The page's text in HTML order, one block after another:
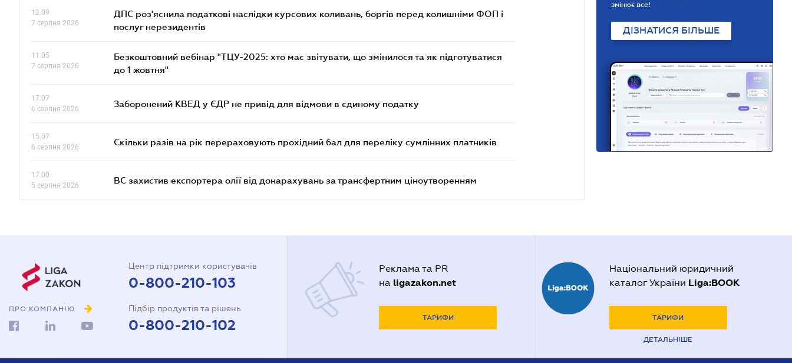
12.09
7 серпня 2026
ДПС роз'яснила податкові наслідки курсових коливань, боргів перед колишніми ФОП і
послуг нерезидентів
11.05
7 серпня 2026
Безкоштовний вебінар "ТЦУ-2025: хто має звітувати, що змінилося та як підготуватися
до 1 жовтня"
17.07
6 серпня 2026
Заборонений КВЕД у ЄДР не привід для відмови в єдиному податку
15.07
6 серпня 2026
Скільки разів на рік перераховують прохідний бал для переліку сумлінних платників
17.00
5 серпня 2026
ВС захистив експортера олії від донарахувань за трансфертним ціноутворенням
змінює все!
ДІЗНАТИСЯ БІЛЬШЕ
ПРО КОМПАНІЮ
Центр підтримки користувачів
0-800-210-103
Підбір продуктів та рішень
0-800-210-102
Реклама та PR
на ligazakon.net
ТАРИФИ
Національний юридичний
каталог України Liga:BOOK
ТАРИФИ
ДЕТАЛЬНІШЕ